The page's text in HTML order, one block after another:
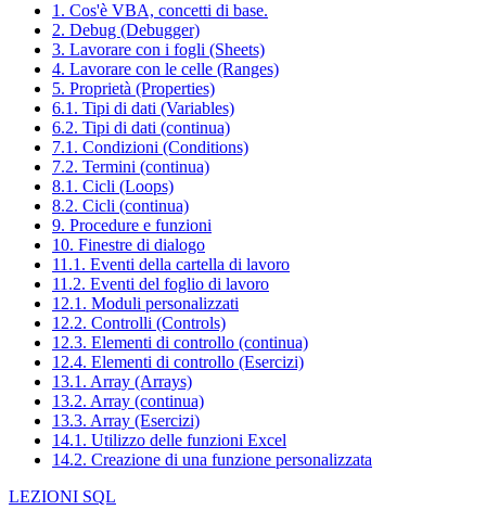
1. Cos'è VBA, concetti di base.
2. Debug (Debugger)
3. Lavorare con i fogli (Sheets)
4. Lavorare con le celle (Ranges)
5. Proprietà (Properties)
6.1. Tipi di dati (Variables)
6.2. Tipi di dati (continua)
7.1. Condizioni (Conditions)
7.2. Termini (continua)
8.1. Cicli (Loops)
8.2. Cicli (continua)
9. Procedure e funzioni
10. Finestre di dialogo
11.1. Eventi della cartella di lavoro
11.2. Eventi del foglio di lavoro
12.1. Moduli personalizzati
12.2. Controlli (Controls)
12.3. Elementi di controllo (continua)
12.4. Elementi di controllo (Esercizi)
13.1. Array (Arrays)
13.2. Array (continua)
13.3. Array (Esercizi)
14.1. Utilizzo delle funzioni Excel
14.2. Creazione di una funzione personalizzata
LEZIONI SQL